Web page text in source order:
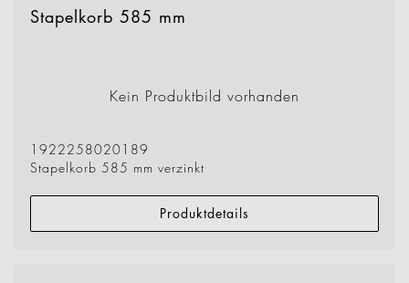
Stapelkorb 585 mm
Kein Produktbild vorhanden
1922258020189
Stapelkorb 585 mm verzinkt
Produktdetails